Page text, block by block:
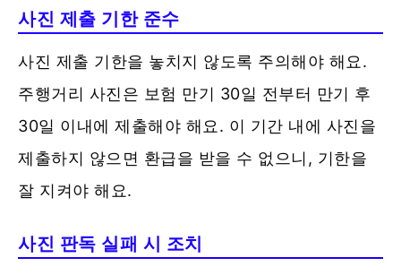
사진 제출 기한 준수
사진 제출 기한을 놓치지 않도록 주의해야 해요.
주행거리 사진은 보험 만기 30일 전부터 만기 후
30일 이내에 제출해야 해요. 이 기간 내에 사진을
제출하지 않으면 환급을 받을 수 없으니, 기한을
잘 지켜야 해요​.
사진 판독 실패 시 조치